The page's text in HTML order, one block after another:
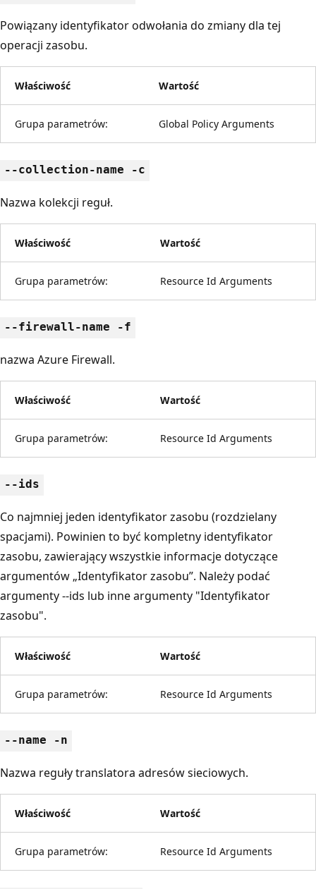
Powiązany identyfikator odwołania do zmiany dla tej
operacji zasobu.
Właściwość Wartość
Grupa parametrów: Global Policy Arguments
--collection-name -c
Nazwa kolekcji reguł.
Właściwość Wartość
Grupa parametrów: Resource Id Arguments
--firewall-name -f
nazwa Azure Firewall.
Właściwość Wartość
Grupa parametrów: Resource Id Arguments
--ids
Co najmniej jeden identyfikator zasobu (rozdzielany
spacjami). Powinien to być kompletny identyfikator
zasobu, zawierający wszystkie informacje dotyczące
argumentów „Identyfikator zasobu”. Należy podać
argumenty --ids lub inne argumenty "Identyfikator
zasobu".
Właściwość Wartość
Grupa parametrów: Resource Id Arguments
--name -n
Nazwa reguły translatora adresów sieciowych.
Właściwość Wartość
Grupa parametrów: Resource Id Arguments